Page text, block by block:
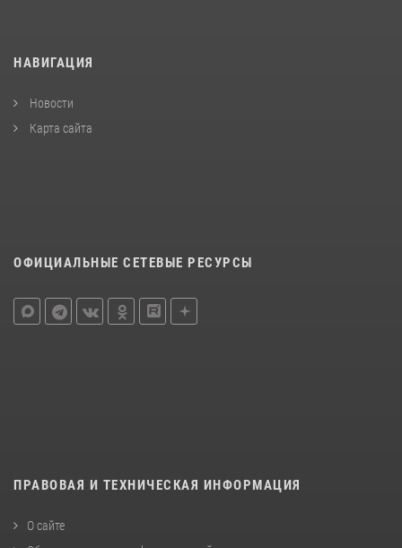
НАВИГАЦИЯ
Новости
Карта сайта
ОФИЦИАЛЬНЫЕ СЕТЕВЫЕ РЕСУРСЫ
ПРАВОВАЯ И ТЕХНИЧЕСКАЯ ИНФОРМАЦИЯ
О сайте